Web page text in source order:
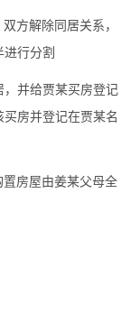
方解除同居关系，
进行分割
并给贾某买房登记
房并登记在贾某名
房屋由姜某父母全